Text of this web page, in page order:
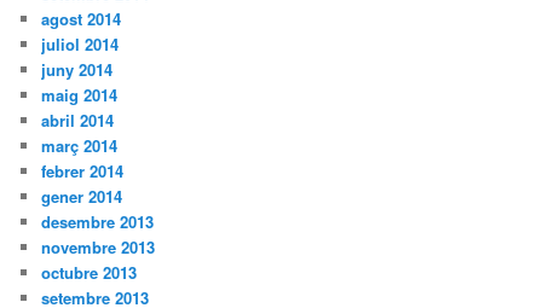
agost 2014
juliol 2014
juny 2014
maig 2014
abril 2014
març 2014
febrer 2014
gener 2014
desembre 2013
novembre 2013
octubre 2013
setembre 2013